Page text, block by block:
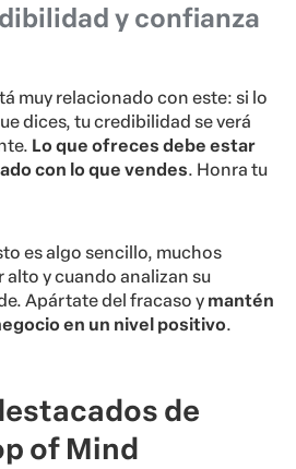
y confianza
muy relacionado con este: si lo
dices, tu credibilidad se verá
Lo que ofreces debe estar
con lo que vendes. Honra tu
es algo sencillo, muchos
y cuando analizan su
Apártate del fracaso y mantén
en un nivel positivo.
de
of Mind